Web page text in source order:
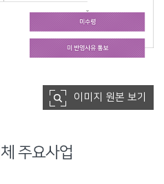
이미지 원본 보기
주요사업